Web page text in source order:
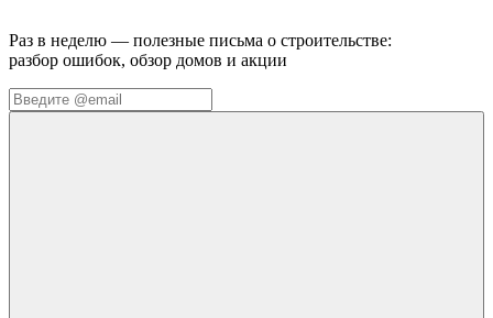
Раз в неделю — полезные письма о строительстве:
разбор ошибок, обзор домов и акции